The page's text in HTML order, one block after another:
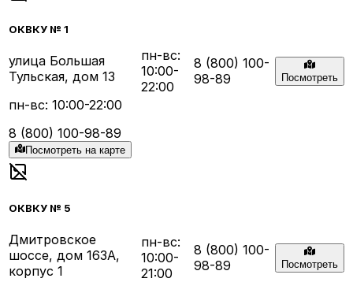
ОКВКУ № 1
улица Большая
Тульская, дом 13
пн-вс: 10:00-22:00
8 (800) 100-98-89
Посмотреть на карте
пн-вс:
10:00-
22:00
8 (800) 100-
98-89
Посмотреть
ОКВКУ № 5
Дмитровское
шоссе, дом 163А,
корпус 1
пн-вс:
10:00-
21:00
8 (800) 100-
98-89
Посмотреть